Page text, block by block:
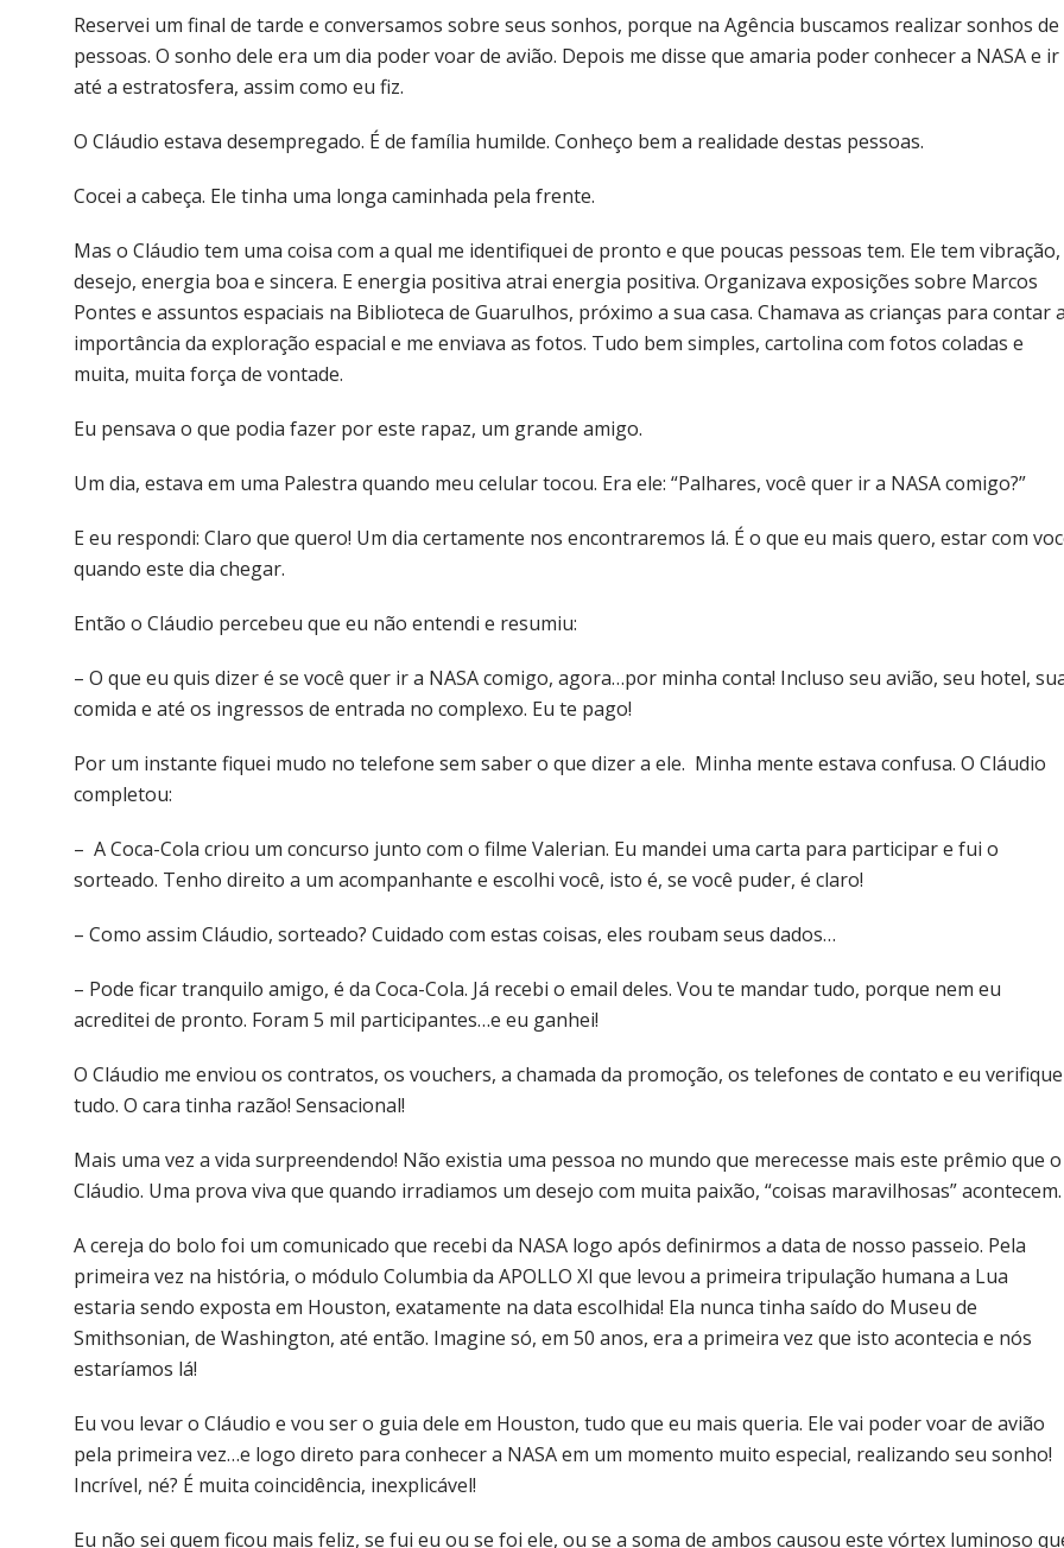
Reservei um final de tarde e conversamos sobre seus sonhos, porque na Agência buscamos realizar sonhos de
pessoas. O sonho dele era um dia poder voar de avião. Depois me disse que amaria poder conhecer a NASA e ir
até a estratosfera, assim como eu fiz.
O Cláudio estava desempregado. É de família humilde. Conheço bem a realidade destas pessoas.
Cocei a cabeça. Ele tinha uma longa caminhada pela frente.
Mas o Cláudio tem uma coisa com a qual me identifiquei de pronto e que poucas pessoas tem. Ele tem vibração,
desejo, energia boa e sincera. E energia positiva atrai energia positiva. Organizava exposições sobre Marcos
Pontes e assuntos espaciais na Biblioteca de Guarulhos, próximo a sua casa. Chamava as crianças para contar
importância da exploração espacial e me enviava as fotos. Tudo bem simples, cartolina com fotos coladas e
muita, muita força de vontade.
Eu pensava o que podia fazer por este rapaz, um grande amigo.
Um dia, estava em uma Palestra quando meu celular tocou. Era ele: “Palhares, você quer ir a NASA comigo?”
E eu respondi: Claro que quero! Um dia certamente nos encontraremos lá. É o que eu mais quero, estar com
quando este dia chegar.
Então o Cláudio percebeu que eu não entendi e resumiu:
– O que eu quis dizer é se você quer ir a NASA comigo, agora…por minha conta! Incluso seu avião, seu hotel,
comida e até os ingressos de entrada no complexo. Eu te pago!
Por um instante fiquei mudo no telefone sem saber o que dizer a ele. Minha mente estava confusa. O Cláudio
completou:
– A Coca-Cola criou um concurso junto com o filme Valerian. Eu mandei uma carta para participar e fui o
sorteado. Tenho direito a um acompanhante e escolhi você, isto é, se você puder, é claro!
– Como assim Cláudio, sorteado? Cuidado com estas coisas, eles roubam seus dados…
– Pode ficar tranquilo amigo, é da Coca-Cola. Já recebi o email deles. Vou te mandar tudo, porque nem eu
acreditei de pronto. Foram 5 mil participantes…e eu ganhei!
O Cláudio me enviou os contratos, os vouchers, a chamada da promoção, os telefones de contato e eu
tudo. O cara tinha razão! Sensacional!
Mais uma vez a vida surpreendendo! Não existia uma pessoa no mundo que merecesse mais este prêmio que o
Cláudio. Uma prova viva que quando irradiamos um desejo com muita paixão, “coisas maravilhosas” acontecem.
A cereja do bolo foi um comunicado que recebi da NASA logo após definirmos a data de nosso passeio. Pela
primeira vez na história, o módulo Columbia da APOLLO XI que levou a primeira tripulação humana a Lua
estaria sendo exposta em Houston, exatamente na data escolhida! Ela nunca tinha saído do Museu de
Smithsonian, de Washington, até então. Imagine só, em 50 anos, era a primeira vez que isto acontecia e nós
estaríamos lá!
Eu vou levar o Cláudio e vou ser o guia dele em Houston, tudo que eu mais queria. Ele vai poder voar de avião
pela primeira vez…e logo direto para conhecer a NASA em um momento muito especial, realizando seu sonho!
Incrível, né? É muita coincidência, inexplicável!
Eu não sei quem ficou mais feliz, se fui eu ou se foi ele, ou se a soma de ambos causou este vórtex luminoso